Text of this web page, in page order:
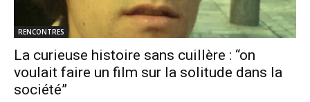
RENCONTRES
La curieuse histoire sans cuillère : “on
voulait faire un film sur la solitude dans la
société”